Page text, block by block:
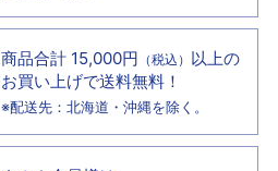
商品合計 15,000円 （税込） 以上の
お買い上げで送料無料！
※配送先：北海道・沖縄を除く。